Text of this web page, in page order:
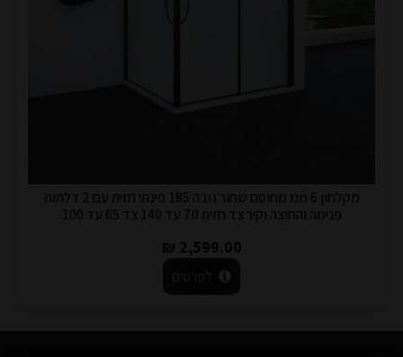
מקלחון 6 ממ מחוסם שחור גובה 185 פינתי חזית עם 2 דלתות
פנימה והחוצה וקיר צד חזית 70 עד 140 צד 65 עד 100
2,599.00 ₪
לפרטים